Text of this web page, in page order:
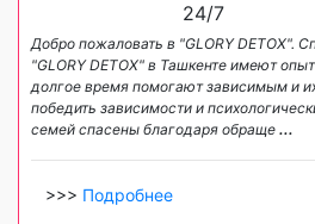
24/7
Добро пожаловать в "GLORY DETOX".
"GLORY DETOX" в Ташкенте имеют
долгое время помогают зависимым и
победить зависимости и
семей спасены благодаря обраще ...
>>> Подробнее